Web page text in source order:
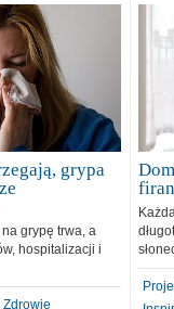
grypa
grypę trwa, a
hospitalizacji i
Zdrowie